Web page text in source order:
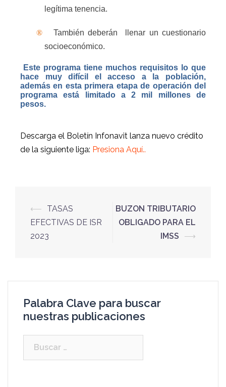
legítima tenencia.
® También deberán
llenar un cuestionario
socioeconómico.
Este programa tiene muchos requisitos lo que
hace muy difícil el acceso a la población,
además en esta primera etapa de operación del
programa está limitado a 2 mil millones de
pesos.
Descarga el Boletín Infonavit lanza nuevo crédito
de la siguiente liga: Presiona Aquí..
⟵
TASAS
EFECTIVAS DE ISR
2023
BUZON TRIBUTARIO
OBLIGADO PARA EL
IMSS
⟶
Palabra Clave para buscar
nuestras publicaciones